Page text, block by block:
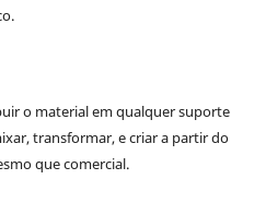
o material em qualquer suporte
transformar, e criar a partir do
que comercial.